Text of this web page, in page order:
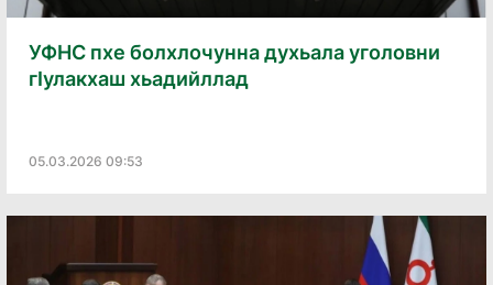
УФНС пхе болхлочунна духьала уголовни
гӏулакхаш хьадийллад
05.03.2026 09:53